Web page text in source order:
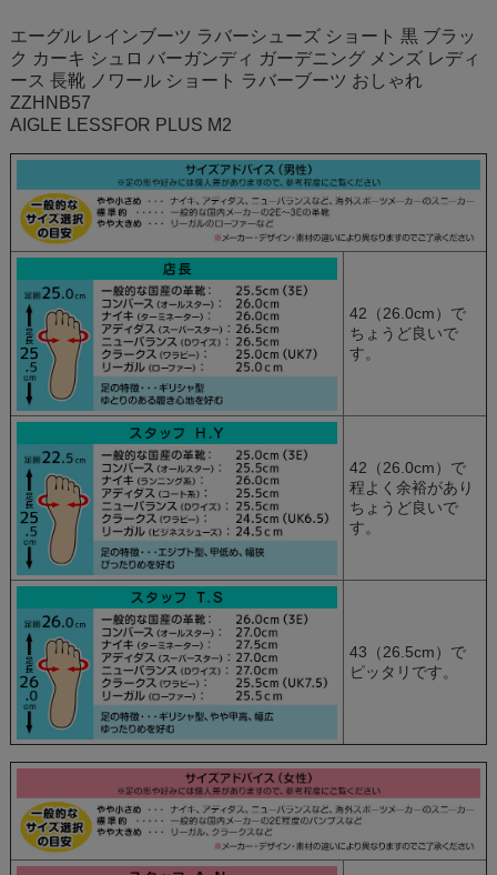
エーグル レインブーツ ラバーシューズ ショート 黒 ブラッ
ク カーキ シュロ バーガンディ ガーデニング メンズ レディ
ース 長靴 ノワール ショート ラバーブーツ おしゃれ
ZZHNB57
AIGLE LESSFOR PLUS M2
42（26.0cm）で
ちょうど良いで
す。
42（26.0cm）で
程よく余裕があり
ちょうど良いで
す。
43（26.5cm）で
ピッタリです。